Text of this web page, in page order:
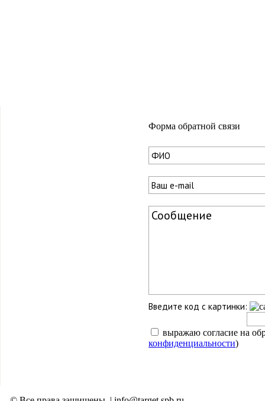
Форма обратной связи
Введите код с картинки:
выражаю согласие на
конфиденциальности)